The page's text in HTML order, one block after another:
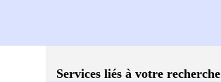
Services liés à votre recherche